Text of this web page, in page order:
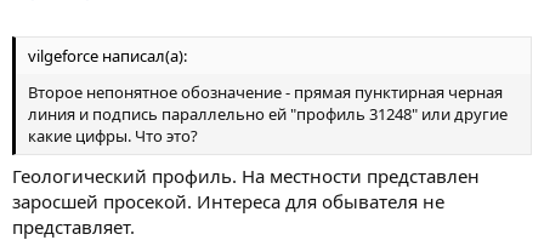
vilgeforce написал(а):
Второе непонятное обозначение - прямая пунктирная черная
линия и подпись параллельно ей "профиль 31248" или другие
какие цифры. Что это?
Геологический профиль. На местности представлен
заросшей просекой. Интереса для обывателя не
представляет.